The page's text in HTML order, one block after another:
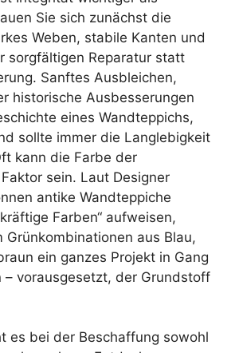
Sie sich zunächst die
Weben, stabile Kanten und
sorgfältigen Reparatur statt
Sanftes Ausbleichen,
historische Ausbesserungen
eines Wandteppichs,
sollte immer die Langlebigkeit
kann die Farbe der
sein. Laut Designer
antike Wandteppiche
Farben“ aufweisen,
Grünkombinationen aus Blau,
ein ganzes Projekt in Gang
– vorausgesetzt, der Grundstoff
es bei der Beschaffung sowohl